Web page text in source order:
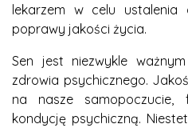
lekarzem w celu ustalenia
poprawy jakości życia.
Sen jest niezwykle
zdrowia psychicznego.
na nasze samopoczucie,
kondycję psychiczną.